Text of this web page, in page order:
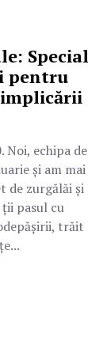
Special
pentru
echipa de
şi am mai
de zurgălăi şi
ții pasul cu
trăit